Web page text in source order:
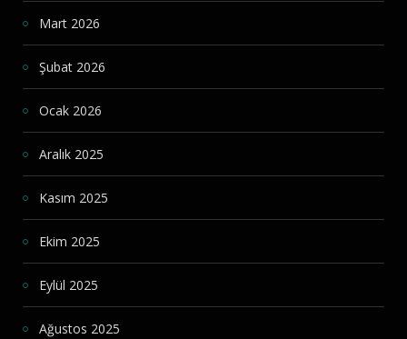
Mart 2026
Şubat 2026
Ocak 2026
Aralık 2025
Kasım 2025
Ekim 2025
Eylül 2025
Ağustos 2025